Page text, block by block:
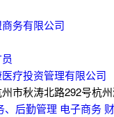
务有限公司
疗投资管理有限公司
市秋涛北路292号杭
、后勤管理 电子商务